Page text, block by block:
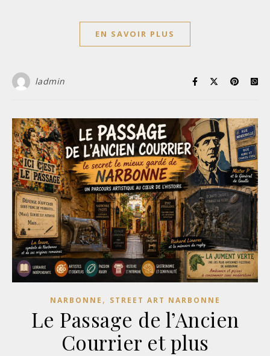
EN SAVOIR PLUS
ladmin
NARBONNE , STREET ART NARBONNE
Le Passage de l’Ancien
Courrier et plus